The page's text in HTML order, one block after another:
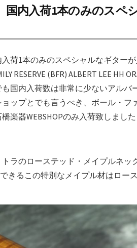
国内入荷1本のみのスペ
荷1本のみのスペシャルなギターが
RESERVE (BFR) ALBERT LEE HH
国内入荷数は非常に少ないアルバ
ップとでも言うべき、ボール・フ
楽器WEBSHOPのみ入荷致しました
ラのローステッド・メイプルネッ
きるこの特別なメイプル材はロー